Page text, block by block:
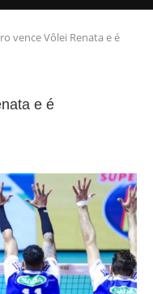
vence Vôlei Renata e é
e é